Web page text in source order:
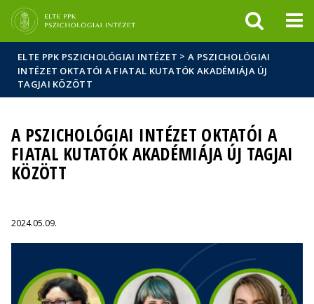
sajtóban
ELTE PPK PSZICHOLÓGIAI INTÉZET > A PSZICHOLÓGIAI
INTÉZET OKTATÓI A FIATAL KUTATÓK AKADÉMIÁJA ÚJ
TAGJAI KÖZÖTT
A PSZICHOLÓGIAI INTÉZET OKTATÓI A
FIATAL KUTATÓK AKADÉMIÁJA ÚJ TAGJAI
KÖZÖTT
2024.05.09.